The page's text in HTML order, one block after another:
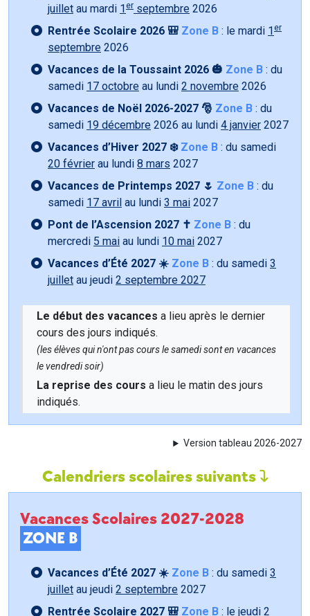
juillet au mardi 1 er septembre 2026
Rentrée Scolaire 2026 🎒 Zone B : le mardi 1 er
septembre 2026
Vacances de la Toussaint 2026 🎃 Zone B : du
samedi 17 octobre au lundi 2 novembre 2026
Vacances de Noël 2026-2027 🎅 Zone B : du
samedi 19 décembre 2026 au lundi 4 janvier 2027
Vacances d’Hiver 2027 ❄️ Zone B : du samedi
20 février au lundi 8 mars 2027
Vacances de Printemps 2027 🌷 Zone B : du
samedi 17 avril au lundi 3 mai 2027
Pont de l’Ascension 2027 ✝️ Zone B : du
mercredi 5 mai au lundi 10 mai 2027
Vacances d’Été 2027 ☀️ Zone B : du samedi 3
juillet au jeudi 2 septembre 2027
Le début des vacances a lieu après le dernier
cours des jours indiqués.
(les élèves qui n'ont pas cours le samedi sont en vacances
le vendredi soir)
La reprise des cours a lieu le matin des jours
indiqués.
Version tableau 2026-2027
Calendriers scolaires suivants
Vacances Scolaires 2027-2028
ZONE B
Vacances d’Été 2027 ☀️ Zone B : du samedi 3
juillet au jeudi 2 septembre 2027
Rentrée Scolaire 2027 🎒 Zone B : le jeudi 2